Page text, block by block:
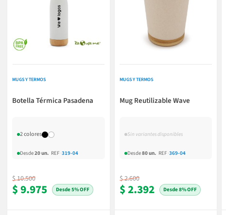
MUGS Y TERMOS
Botella Térmica Pasadena
2 colores
Desde20 un. REF ·319-04
$ 10.500
$ 9.975 5% OFF
MUGS Y TERMOS
Mug Reutilizable Wave
Sin variantes disponibles
Desde80 un. REF ·369-04
$ 2.600
$ 2.392 8% OFF